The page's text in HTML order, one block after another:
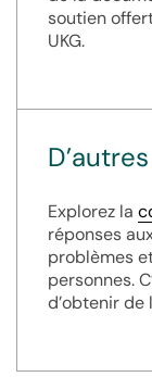
soutien
UKG.
Explorez la
réponses
problèmes
personnes.
d’obtenir de